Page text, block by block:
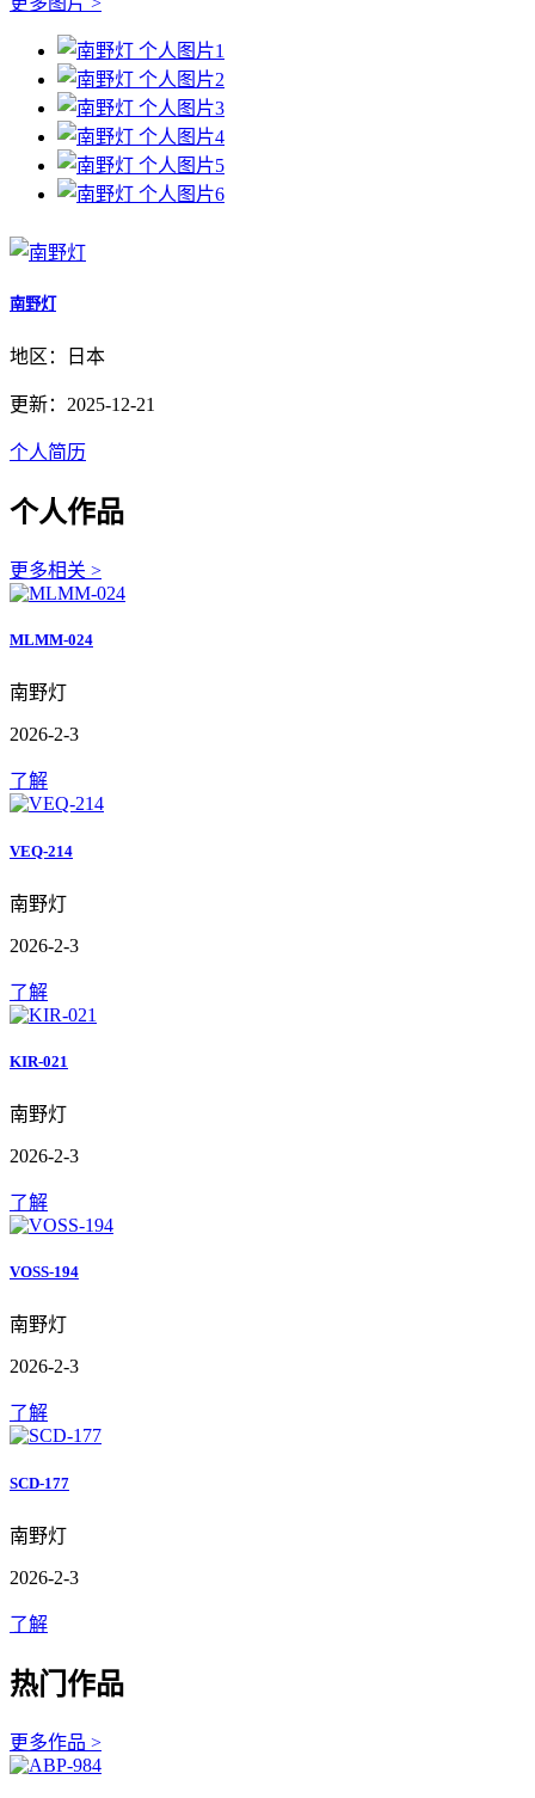
南野灯
地区：日本
更新：2025-12-21
个人简历
个人作品
更多相关 >
MLMM-024
南野灯
2026-2-3
了解
VEQ-214
南野灯
2026-2-3
了解
KIR-021
南野灯
2026-2-3
了解
VOSS-194
南野灯
2026-2-3
了解
SCD-177
南野灯
2026-2-3
了解
热门作品
更多作品 >